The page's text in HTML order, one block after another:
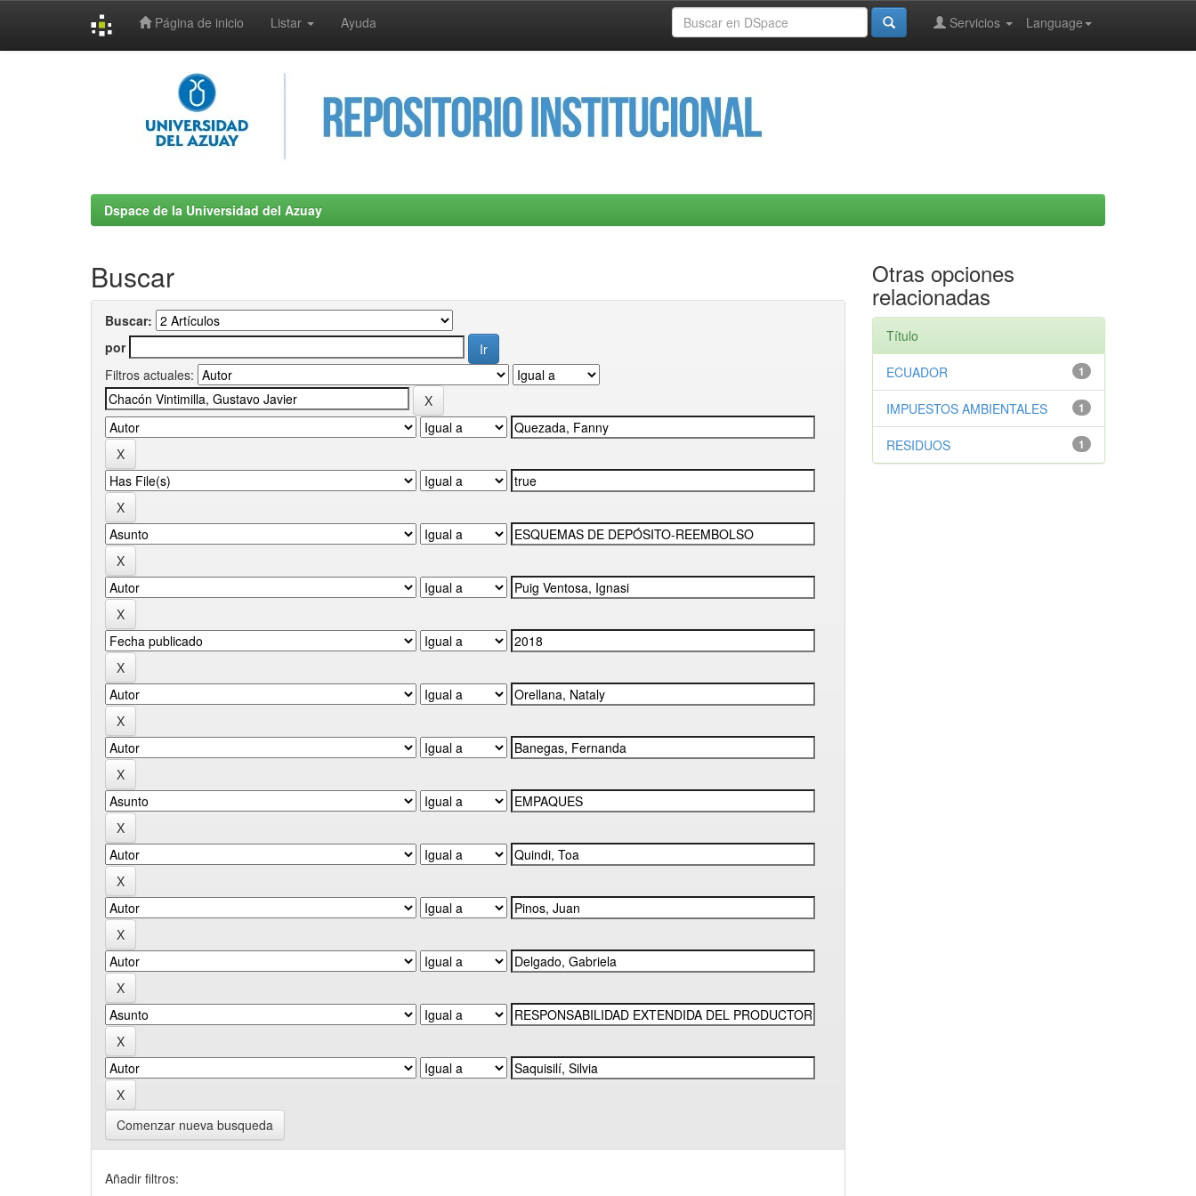
Página de inicio Listar Ayuda Language
Servicios
Dspace de la Universidad del Azuay
Buscar
Buscar:
por
Filtros actuales:
Comenzar nueva busqueda
Añadir filtros:
Otras opciones
relacionadas
Título
1
ECUADOR
1
IMPUESTOS AMBIENTALES
1
RESIDUOS